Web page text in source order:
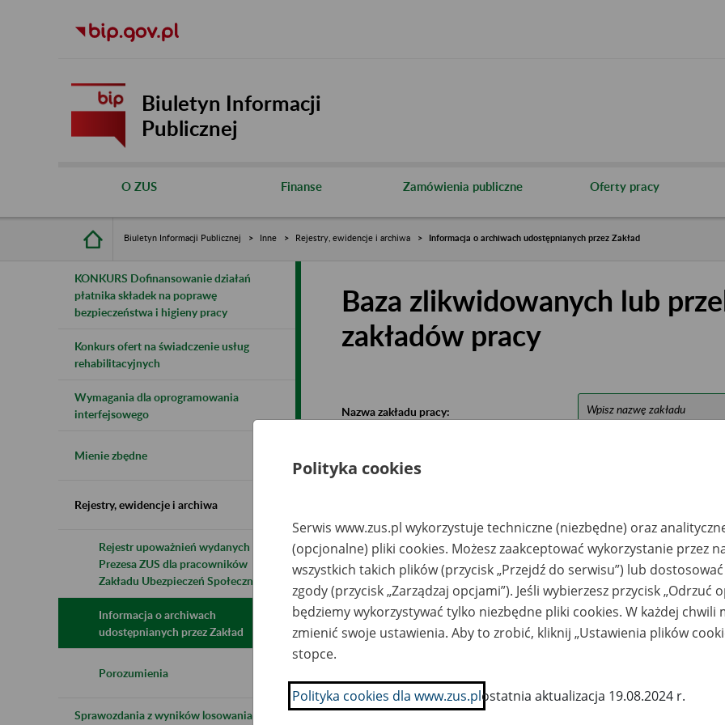
Biuletyn Informacji
Publicznej
O ZUS Finanse Zamówienia publiczne Oferty pracy
Biuletyn Informacji Publicznej Inne Rejestry, ewidencje i archiwa Informacja o archiwach udostępnianych przez Zakład
KONKURS Dofinansowanie działań
płatnika składek na poprawę
bezpieczeństwa i higieny pracy
Konkurs ofert na świadczenie usług
rehabilitacyjnych
Wymagania dla oprogramowania
interfejsowego
Mienie zbędne
Rejestry, ewidencje i archiwa
Rejestr upoważnień wydanych przez
Prezesa ZUS dla pracowników
Zakładu Ubezpieczeń Społecznych
Informacja o archiwach
udostępnianych przez Zakład
Porozumienia
Sprawozdania z wyników losowania do
Baza zlikwidowanych lub
zakładów pracy
Nazwa zakładu pracy:
Nazwa
zlikwidowanego
zakładu pracy
Miejsce
przechowywania
dokumentów
Nr zespołu akt w
archiwum
państwowym
Daty
ul. Turystyczna 9 ;
tel./fax 81 748 92 18;
e-mail:
Polityka cookies
Serwis www.zus.pl wykorzystuje techniczne (niezbędne) oraz
(opcjonalne) pliki cookies. Możesz zaakceptować wykorzystanie przez
wszystkich takich plików (przycisk „Przejdź do serwisu”) lub
zgody (przycisk „Zarządzaj opcjami”). Jeśli wybierzesz przycisk „Odrzuć
będziemy wykorzystywać tylko niezbędne pliki cookies. W każdej chwili
zmienić swoje ustawienia. Aby to zrobić, kliknij „Ustawienia plików
stopce.
Polityka cookies dla www.zus.plostatnia aktualizacja 19.08.2024 r.